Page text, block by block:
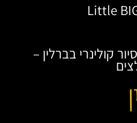
קולינרי בברלין –